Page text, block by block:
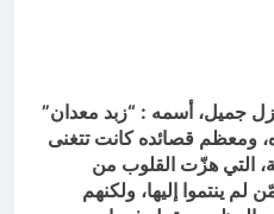
جميل، أسمه : “زبد معدان”
قصائده كانت تتغنى
التي هزّت القلوب من
لم ينتموا إليها، ولكنهم